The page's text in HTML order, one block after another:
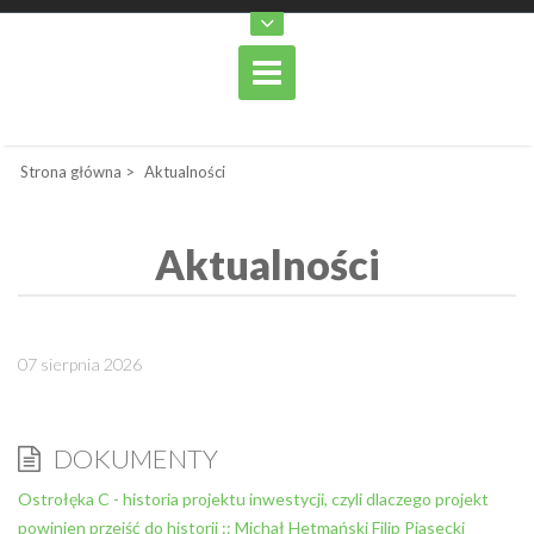
Strona główna > Aktualności
Aktualności
07 sierpnia 2026
DOKUMENTY
Ostrołęka C - historia projektu inwestycji, czyli dlaczego projekt
powinien przejść do historii :: Michał Hetmański Filip Piasecki